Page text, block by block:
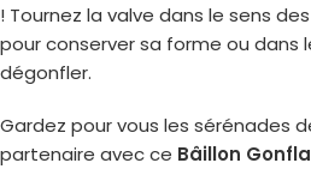
! Tournez la valve dans le sens
pour conserver sa forme ou dans
dégonfler.
Gardez pour vous les sérénades
partenaire avec ce Bâillon